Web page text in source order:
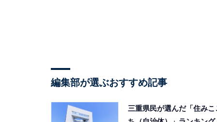
編集部が選ぶおすすめ記事
三重県民が選んだ「住みこ